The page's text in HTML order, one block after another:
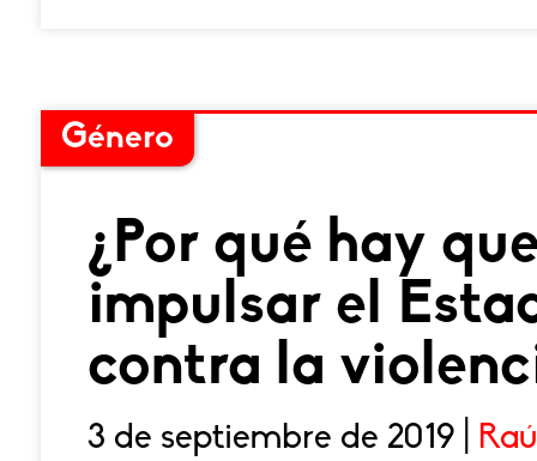
Género
¿Por qué hay
impulsar el
contra la
3 de septiembre de 2019 |